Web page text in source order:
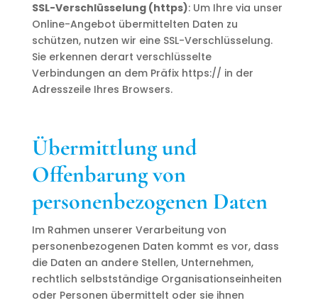
SSL-Verschlüsselung (https): Um Ihre via unser
Online-Angebot übermittelten Daten zu
schützen, nutzen wir eine SSL-Verschlüsselung.
Sie erkennen derart verschlüsselte
Verbindungen an dem Präfix https:// in der
Adresszeile Ihres Browsers.
Übermittlung und
Offenbarung von
personenbezogenen Daten
Im Rahmen unserer Verarbeitung von
personenbezogenen Daten kommt es vor, dass
die Daten an andere Stellen, Unternehmen,
rechtlich selbstständige Organisationseinheiten
oder Personen übermittelt oder sie ihnen